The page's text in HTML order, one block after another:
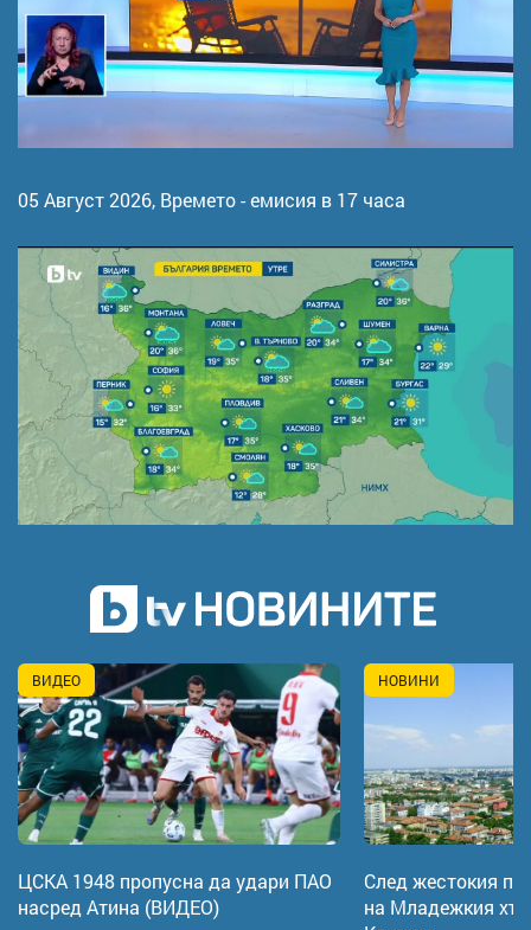
05 Август 2026, Времето - емисия в 17 часа
ВИДЕО
ЦСКА 1948 пропусна да удари ПАО
насред Атина (ВИДЕО)
НОВИНИ
След жестокия
на Младежкия